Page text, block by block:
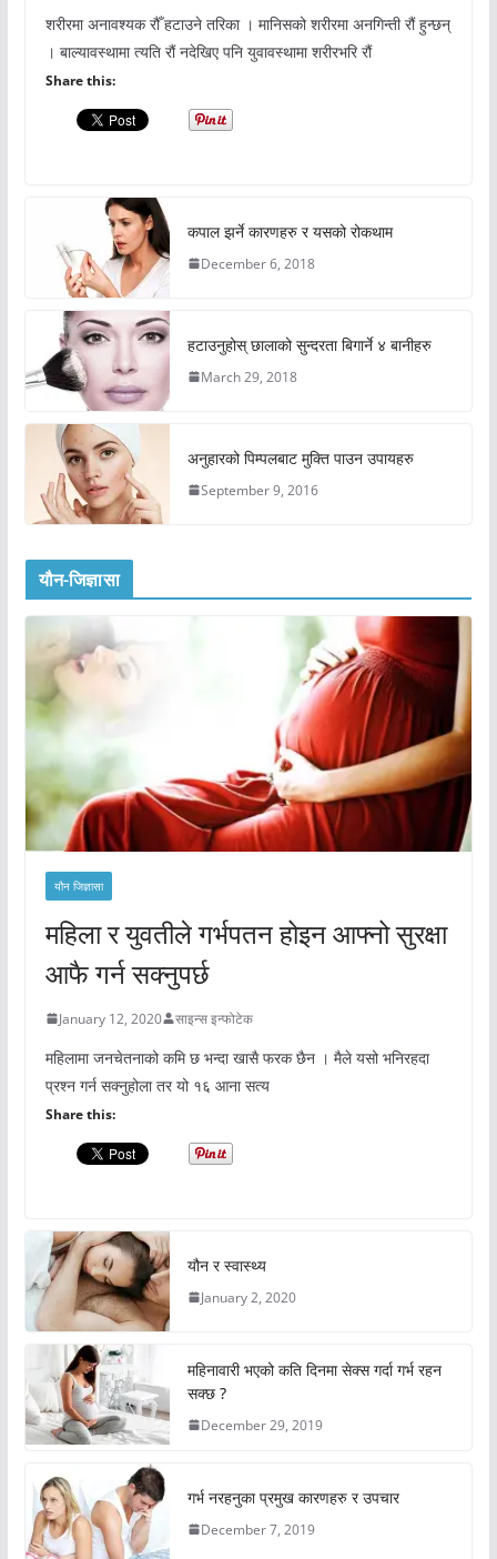
शरीरमा अनावश्यक रौँ हटाउने तरिका । मानिसको शरीरमा अनगिन्ती रौं हुन्छन्
। बाल्यावस्थामा त्यति रौं नदेखिए पनि युवावस्थामा शरीरभरि रौं
Share this:
कपाल झर्ने कारणहरु र यसको रोकथाम
December 6, 2018
हटाउनुहोस् छालाको सुन्दरता बिगार्ने ४ बानीहरु
March 29, 2018
अनुहारको पिम्पलबाट मुक्ति पाउन उपायहरु
September 9, 2016
यौन-जिज्ञासा
यौन जिज्ञासा
महिला र युवतीले गर्भपतन होइन आफ्नो सुरक्षा
आफै गर्न सक्नुपर्छ
January 12, 2020 साइन्स इन्फोटेक
महिलामा जनचेतनाको कमि छ भन्दा खासै फरक छैन । मैले यसो भनिरहदा
प्रश्न गर्न सक्नुहोला तर यो १६ आना सत्य
Share this:
यौन र स्वास्थ्य
January 2, 2020
महिनावारी भएको कति दिनमा सेक्स गर्दा गर्भ रहन
सक्छ ?
December 29, 2019
गर्भ नरहनुका प्रमुख कारणहरु र उपचार
December 7, 2019